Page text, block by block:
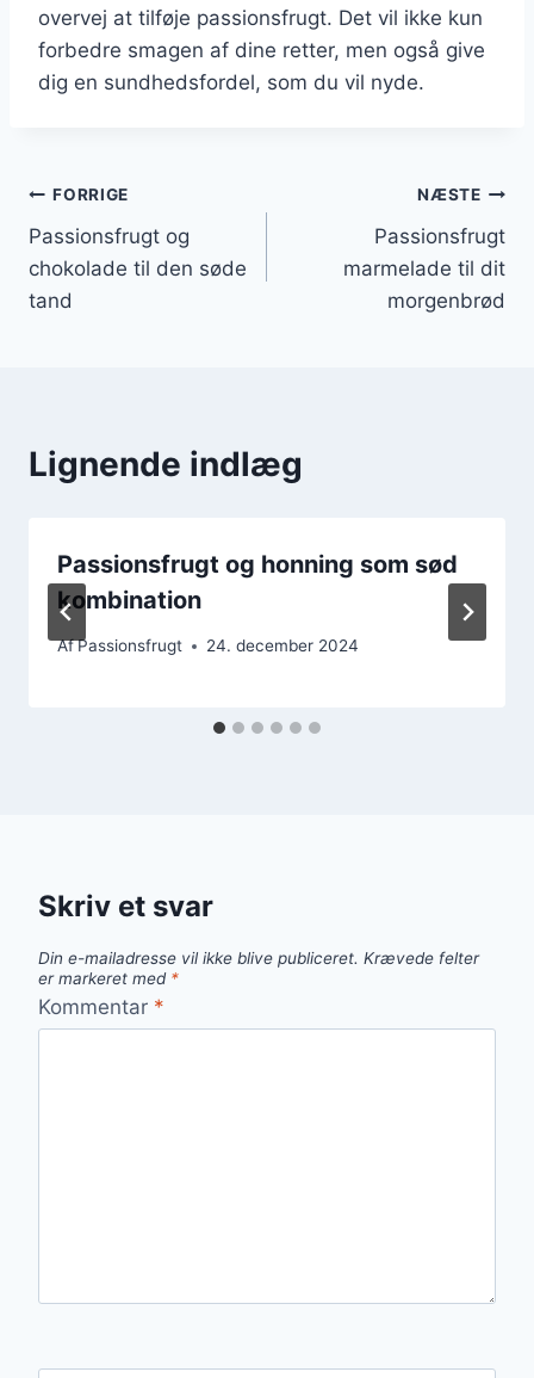
overvej at tilføje passionsfrugt. Det vil ikke kun
forbedre smagen af dine retter, men også give
dig en sundhedsfordel, som du vil nyde.
Indlægsnavigation
FORRIGE
Passionsfrugt og
chokolade til den søde
tand
NÆSTE
Passionsfrugt
marmelade til dit
morgenbrød
Lignende indlæg
Passionsfrugt og honning som sød
kombination
AfPassionsfrugt 24. december 2024
Skriv et svar
Din e-mailadresse vil ikke blive publiceret. Krævede felter
er markeret med *
Kommentar *